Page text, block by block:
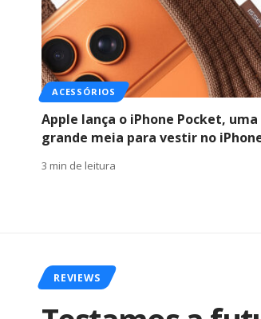
ACESSÓRIOS
Apple lança o iPhone Pocket, uma
grande meia para vestir no
3 min de leitura
REVIEWS